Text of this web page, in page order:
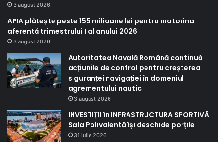
3 august 2026
APIA plătește peste 155 milioane lei pentru motorina
aferentă trimestrului I al anului 2026
3 august 2026
Autoritatea Navală Română continuă
acțiunile de control pentru creșterea
siguranței navigației în domeniul
agrementului nautic
3 august 2026
INVESTIȚII în INFRASTRUCTURA SPORTIVĂ
Sala Polivalentă își deschide porțile
31 iulie 2026